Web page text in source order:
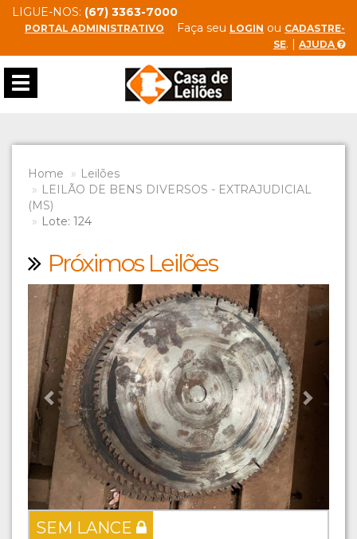
LIGUE-NOS: (67) 3363-7000
PORTAL ADMINISTRATIVO Faça seu LOGIN ou CADASTRE-
SE. | AJUDA
Toggle
navigation
Home
Leilões
LEILÃO DE BENS DIVERSOS - EXTRAJUDICIAL
(MS)
Lote: 124
Próximos Leilões
Previous Next
SEM LANCE